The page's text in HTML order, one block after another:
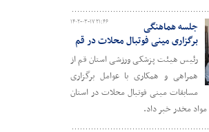
۱۴۰۲-۰۳-۱۷ ۲۱:۴۶
جلسه هماهنگی
برگزاری مینی فوتبال محلات در قم
رئیس هیئت پزشکی ورزشی استان قم از
همراهی و همکاری با عوامل برگزاری
مسابقات مینی فوتبال محلات در استان
مواد مخدر خبر داد.